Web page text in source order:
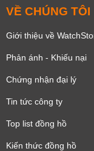
VỀ CHÚNG TÔI
Giới thiệu về
Phản ánh - Khiếu nại
Chứng nhận đại lý
Tin tức công ty
Top list đồng hồ
Kiến thức đồng hồ